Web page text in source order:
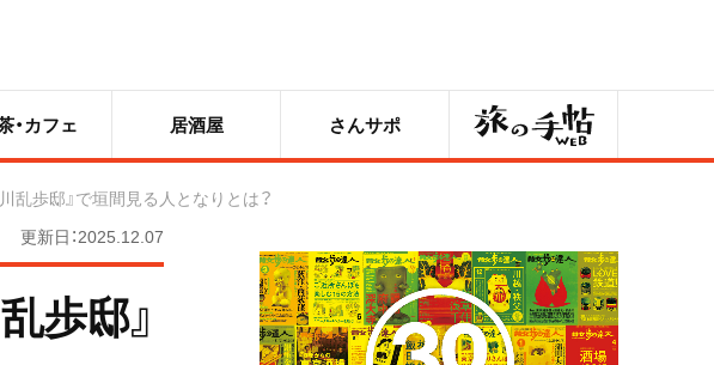
・カフェ 居酒屋 さんサポ 旅の手帖
乱歩邸』で垣間見る人となりとは？
更新日：2025.12.07
歩邸』